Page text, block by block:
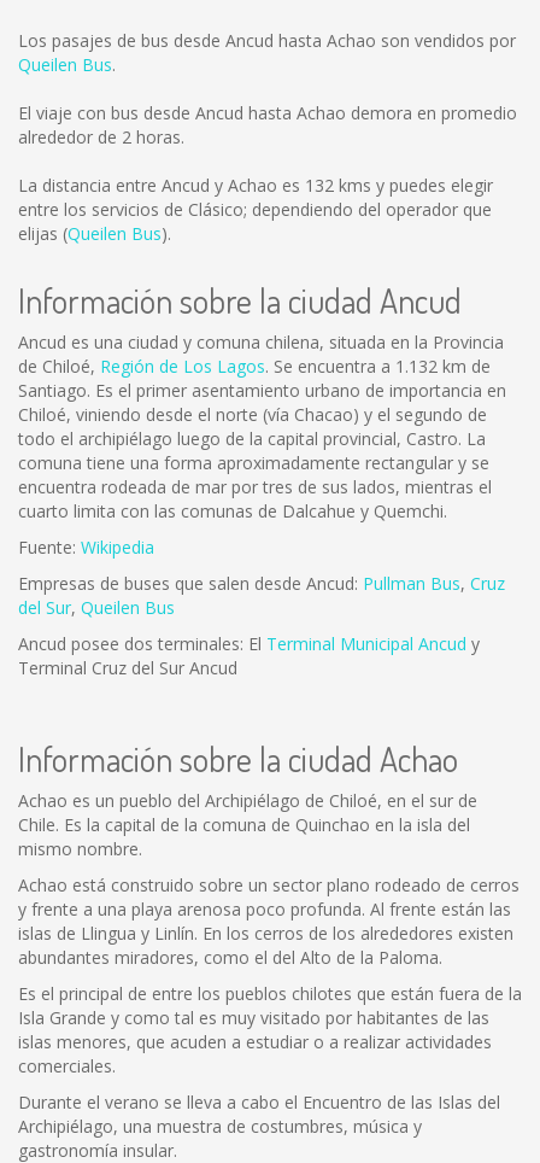
Los pasajes de bus desde Ancud hasta Achao son vendidos por
Queilen Bus.
El viaje con bus desde Ancud hasta Achao demora en promedio
alrededor de 2 horas.
La distancia entre Ancud y Achao es 132 kms y puedes elegir
entre los servicios de Clásico; dependiendo del operador que
elijas (Queilen Bus).
Información sobre la ciudad Ancud
Ancud es una ciudad y comuna chilena, situada en la Provincia
de Chiloé, Región de Los Lagos. Se encuentra a 1.132 km de
Santiago. Es el primer asentamiento urbano de importancia en
Chiloé, viniendo desde el norte (vía Chacao) y el segundo de
todo el archipiélago luego de la capital provincial, Castro. La
comuna tiene una forma aproximadamente rectangular y se
encuentra rodeada de mar por tres de sus lados, mientras el
cuarto limita con las comunas de Dalcahue y Quemchi.
Fuente: Wikipedia
Empresas de buses que salen desde Ancud: Pullman Bus, Cruz
del Sur, Queilen Bus
Ancud posee dos terminales: El Terminal Municipal Ancud y
Terminal Cruz del Sur Ancud
Información sobre la ciudad Achao
Achao es un pueblo del Archipiélago de Chiloé, en el sur de
Chile. Es la capital de la comuna de Quinchao en la isla del
mismo nombre.
Achao está construido sobre un sector plano rodeado de cerros
y frente a una playa arenosa poco profunda. Al frente están las
islas de Llingua y Linlín. En los cerros de los alrededores existen
abundantes miradores, como el del Alto de la Paloma.
Es el principal de entre los pueblos chilotes que están fuera de la
Isla Grande y como tal es muy visitado por habitantes de las
islas menores, que acuden a estudiar o a realizar actividades
comerciales.
Durante el verano se lleva a cabo el Encuentro de las Islas del
Archipiélago, una muestra de costumbres, música y
gastronomía insular.